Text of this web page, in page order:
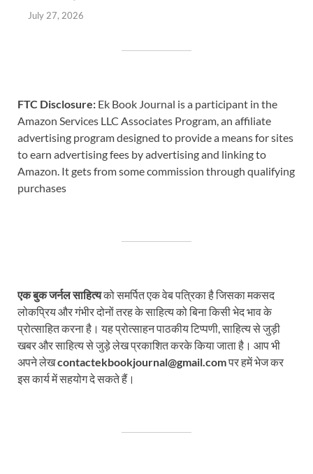
July 27, 2026
FTC Disclosure: Ek Book Journal is a participant in the
Amazon Services LLC Associates Program, an affiliate
advertising program designed to provide a means for sites
to earn advertising fees by advertising and linking to
Amazon. It gets from some commission through qualifying
purchases
एक बुक जर्नल साहित्यको समर्पित एक वेब पत्रिका है जिसका मकसद
लोकप्रिय और गंभीर दोनों तरह के साहित्य को बिना किसी भेद भाव के
प्रोत्साहित करना है। यह प्रोत्साहन पाठकीय टिप्पणी, साहित्य से जुड़ी
खबर और साहित्य से जुड़े लेख प्रकाशित करके किया जाता है। आप भी
अपने लेखcontactekbookjournal@gmail.comपर हमें भेज कर
इस कार्य में सहयोग दे सकते हैं।